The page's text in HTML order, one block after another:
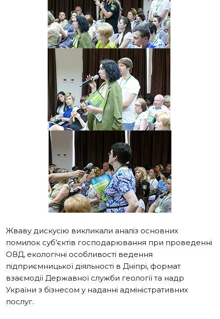
Жваву дискусію викликали аналіз основних
помилок суб’єктів господарювання при проведенні
ОВД, екологічні особливості ведення
підприємницької діяльності в Дніпрі, формат
взаємодії Державної служби геології та надр
України з бізнесом у наданні адміністративних
послуг.